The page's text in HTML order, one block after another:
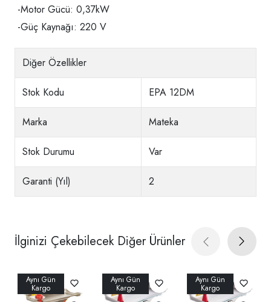
-Motor Gücü: 0,37kW
-Güç Kaynağı: 220 V
Diğer Özellikler
Stok Kodu EPA 12DM
Marka Mateka
Stok Durumu Var
Garanti (Yıl) 2
İlginizi Çekebilecek Diğer Ürünler